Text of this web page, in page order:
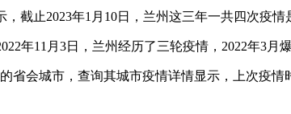
截止2023年1月10日，兰州这三年一共四次疫情
年11月3日，兰州经历了三轮疫情，2022年3月
省会城市，查询其城市疫情详情显示，上次疫